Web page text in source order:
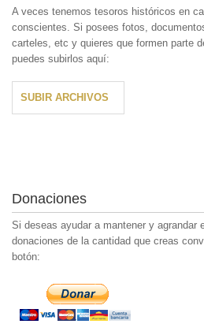
A veces tenemos tesoros históricos en
conscientes. Si posees fotos,
carteles, etc y quieres que formen parte
puedes subirlos aquí:
SUBIR ARCHIVOS
Donaciones
Si deseas ayudar a mantener y agrandar
donaciones de la cantidad que creas
botón: